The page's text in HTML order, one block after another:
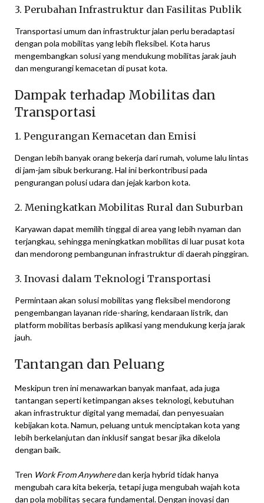
3. Perubahan Infrastruktur dan Fasilitas Publik
Transportasi umum dan infrastruktur jalan perlu beradaptasi
dengan pola mobilitas yang lebih fleksibel. Kota harus
mengembangkan solusi yang mendukung mobilitas jarak jauh
dan mengurangi kemacetan di pusat kota.
Dampak terhadap Mobilitas dan
Transportasi
1. Pengurangan Kemacetan dan Emisi
Dengan lebih banyak orang bekerja dari rumah, volume lalu lintas
di jam-jam sibuk berkurang. Hal ini berkontribusi pada
pengurangan polusi udara dan jejak karbon kota.
2. Meningkatkan Mobilitas Rural dan Suburban
Karyawan dapat memilih tinggal di area yang lebih nyaman dan
terjangkau, sehingga meningkatkan mobilitas di luar pusat kota
dan mendorong pembangunan infrastruktur di daerah pinggiran.
3. Inovasi dalam Teknologi Transportasi
Permintaan akan solusi mobilitas yang fleksibel mendorong
pengembangan layanan ride-sharing, kendaraan listrik, dan
platform mobilitas berbasis aplikasi yang mendukung kerja jarak
jauh.
Tantangan dan Peluang
Meskipun tren ini menawarkan banyak manfaat, ada juga
tantangan seperti ketimpangan akses teknologi, kebutuhan
akan infrastruktur digital yang memadai, dan penyesuaian
kebijakan kota. Namun, peluang untuk menciptakan kota yang
lebih berkelanjutan dan inklusif sangat besar jika dikelola
dengan baik.
Tren Work From Anywheredan kerja hybrid tidak hanya
mengubah cara kita bekerja, tetapi juga mengubah wajah kota
dan pola mobilitas secara fundamental. Dengan inovasi dan